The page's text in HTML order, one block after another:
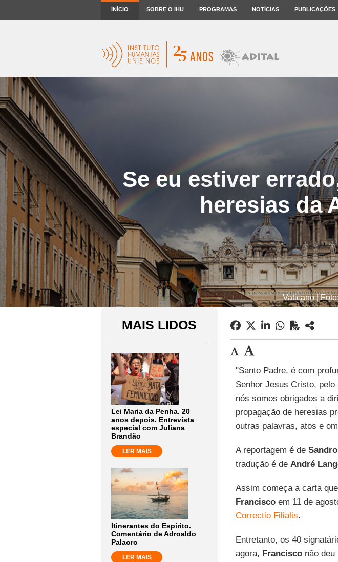
INÍCIO SOBRE O IHU PROGRAMAS NOTÍCIAS PUBLICAÇÕES
Se eu estiver
heresias da
Vaticano |
MAIS LIDOS
Lei Maria da Penha. 20
anos depois. Entrevista
especial com Juliana
Brandão
LER MAIS
Itinerantes do Espírito.
Comentário de Adroaldo
Palaoro
LER MAIS
"Santo Padre, é com
Senhor Jesus Cristo,
nós somos obrigados a
propagação de heresias
outras palavras, atos e
A reportagem é de
tradução é de André
Assim começa a carta
Franciscoem 11 de
Correctio Filialis.
Entretanto, os 40
agora, Francisconão deu